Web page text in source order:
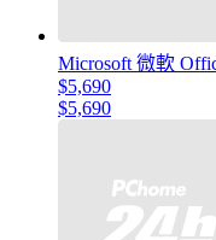
Microsoft 微軟
$5,690
$5,690